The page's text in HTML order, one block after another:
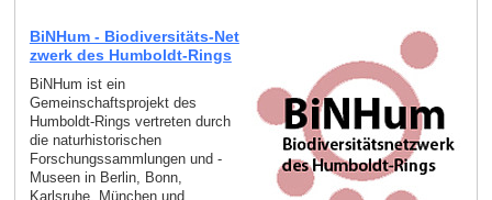
BiNHum - Biodiversitäts-Net
zwerk des Humboldt-Rings
BiNHum ist ein
Gemeinschaftsprojekt des
Humboldt-Rings vertreten durch
die naturhistorischen
Forschungssammlungen und -
Museen in Berlin, Bonn,
Karlsruhe, München und